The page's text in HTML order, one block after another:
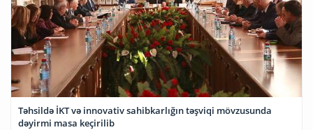
Təhsildə İKT və innovativ sahibkarlığın təşviqi mövzusunda
dəyirmi masa keçirilib